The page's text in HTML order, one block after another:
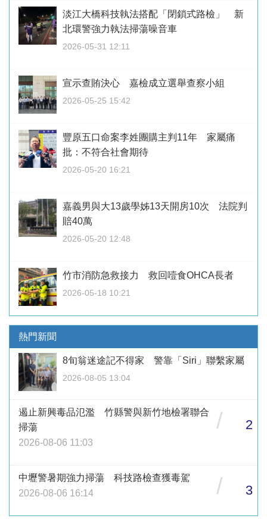
淡江大橋科技執法搭配「閉鎖式路檢」 新
北環警強力執法掃蕩噪音車
2026-05-31 12:11
宣示查賄決心 嘉檢成立選舉查察小組
2026-05-25 15:42
豐原五口命案李姓團購主判11年 家屬痛
批：不符合社會期待
2026-05-20 16:21
嘉義男與大13歲學姊13天開房10次 法院判
賠40萬
2026-05-20 12:48
竹市消防急救接力 救回噎食OHCA長者
2026-05-18 10:21
熱門新聞
8旬翁迷途記不得家 警靠「Siri」聯繫家屬
2026-08-05 13:04
遏止新興毒品氾濫 竹縣警與新竹地檢署聯合
掃蕩
2026-08-06 11:03
/ 2
中壢警暑期強力掃蕩 科技路檢查獲毒駕
2026-08-06 16:14
/ 3